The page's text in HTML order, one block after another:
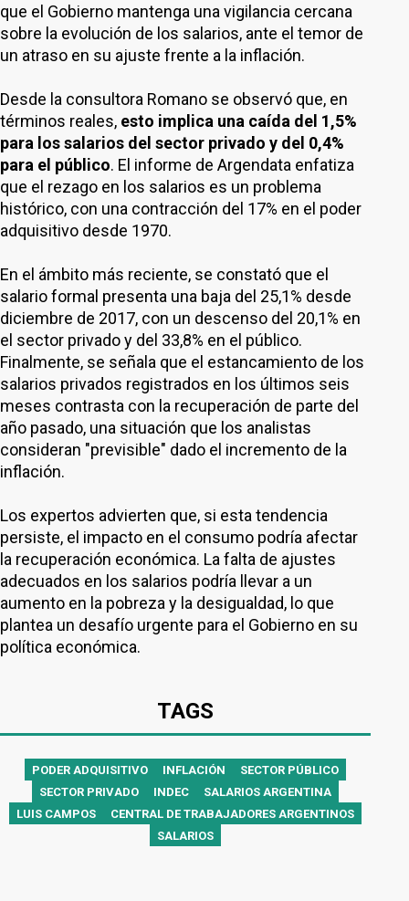
que el Gobierno mantenga una vigilancia cercana
sobre la evolución de los salarios, ante el temor de
un atraso en su ajuste frente a la inflación.
Desde la consultora Romano se observó que, en
términos reales, esto implica una caída del 1,5%
para los salarios del sector privado y del 0,4%
para el público. El informe de Argendata enfatiza
que el rezago en los salarios es un problema
histórico, con una contracción del 17% en el poder
adquisitivo desde 1970.
En el ámbito más reciente, se constató que el
salario formal presenta una baja del 25,1% desde
diciembre de 2017, con un descenso del 20,1% en
el sector privado y del 33,8% en el público.
Finalmente, se señala que el estancamiento de los
salarios privados registrados en los últimos seis
meses contrasta con la recuperación de parte del
año pasado, una situación que los analistas
consideran "previsible" dado el incremento de la
inflación.
Los expertos advierten que, si esta tendencia
persiste, el impacto en el consumo podría afectar
la recuperación económica. La falta de ajustes
adecuados en los salarios podría llevar a un
aumento en la pobreza y la desigualdad, lo que
plantea un desafío urgente para el Gobierno en su
política económica.
TAGS
PODER ADQUISITIVO INFLACIÓN
SECTOR PÚBLICO
SECTOR PRIVADO
INDEC
SALARIOS ARGENTINA
LUIS CAMPOS
CENTRAL DE TRABAJADORES ARGENTINOS
SALARIOS